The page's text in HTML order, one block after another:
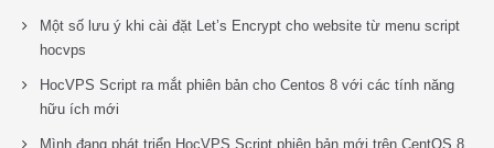
Một số lưu ý khi cài đặt Let’s Encrypt cho website từ menu script
hocvps
HocVPS Script ra mắt phiên bản cho Centos 8 với các tính năng
hữu ích mới
Mình đang phát triển HocVPS Script phiên bản mới trên CentOS 8